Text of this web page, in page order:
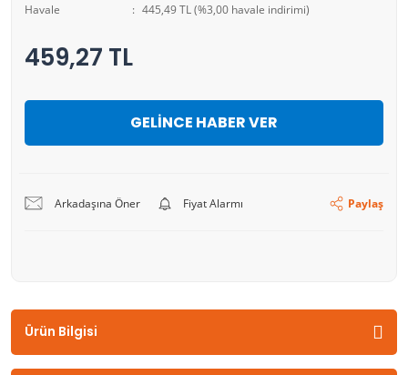
Havale
445,49 TL (%3,00 havale indirimi)
459,27 TL
GELİNCE HABER VER
Arkadaşına Öner Fiyat Alarmı Paylaş
Ürün Bilgisi